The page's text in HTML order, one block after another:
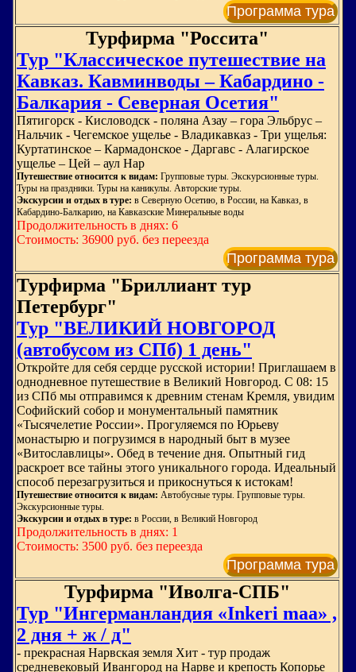
Программа тура
Турфирма "Россита"
Тур "Классическое путешествие на
Кавказ. Кавминводы – Кабардино -
Балкария - Северная Осетия"
Пятигорск - Кисловодск - поляна Азау – гора Эльбрус –
Нальчик - Чегемское ущелье - Владикавказ - Три ущелья:
Куртатинское – Кармадонское - Даргавс - Алагирское
ущелье – Цей – аул Нар
Путешествие относится к видам: Групповые туры. Экскурсионные туры.
Туры на праздники. Туры на каникулы. Авторские туры.
Экскурсии и отдых в туре: в Северную Осетию, в России, на Кавказ, в
Кабардино-Балкарию, на Кавказские Минеральные воды
Продолжительность в днях: 6
Стоимость: 36900 руб. без переезда
Программа тура
Турфирма "Бриллиант тур
Петербург"
Тур "ВЕЛИКИЙ НОВГОРОД
(автобусом из СПб) 1 день"
Откройте для себя сердце русской истории! Приглашаем в
однодневное путешествие в Великий Новгород. С 08: 15
из СПб мы отправимся к древним стенам Кремля, увидим
Софийский собор и монументальный памятник
«Тысячелетие России». Прогуляемся по Юрьеву
монастырю и погрузимся в народный быт в музее
«Витославлицы». Обед в течение дня. Опытный гид
раскроет все тайны этого уникального города. Идеальный
способ перезагрузиться и прикоснуться к истокам!
Путешествие относится к видам: Автобусные туры. Групповые туры.
Экскурсионные туры.
Экскурсии и отдых в туре: в России, в Великий Новгород
Продолжительность в днях: 1
Стоимость: 3500 руб. без переезда
Программа тура
Турфирма "Иволга-СПБ"
Тур "Ингерманландия «Inkeri maa» ,
2 дня + ж / д"
- прекрасная Нарвская земля Хит - тур продаж
средневековый Ивангород на Нарве и крепость Копорье